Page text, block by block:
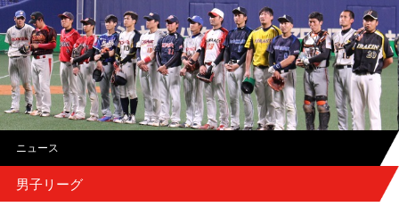
ニュース
男子リーグ